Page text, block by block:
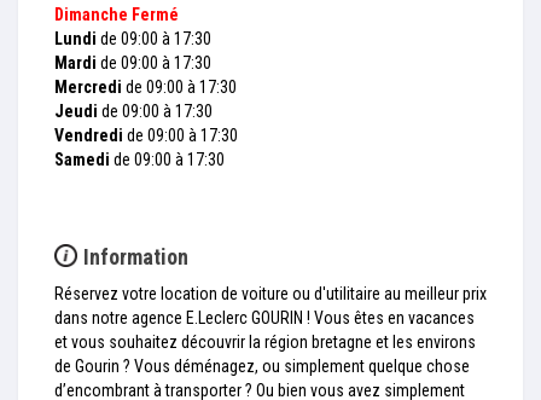
Dimanche Fermé
Lundi de 09:00 à 17:30
Mardi de 09:00 à 17:30
Mercredi de 09:00 à 17:30
Jeudi de 09:00 à 17:30
Vendredi de 09:00 à 17:30
Samedi de 09:00 à 17:30
Information
Réservez votre location de voiture ou d'utilitaire au meilleur prix
dans notre agence E.Leclerc GOURIN ! Vous êtes en vacances
et vous souhaitez découvrir la région bretagne et les environs
de Gourin ? Vous déménagez, ou simplement quelque chose
d’encombrant à transporter ? Ou bien vous avez simplement